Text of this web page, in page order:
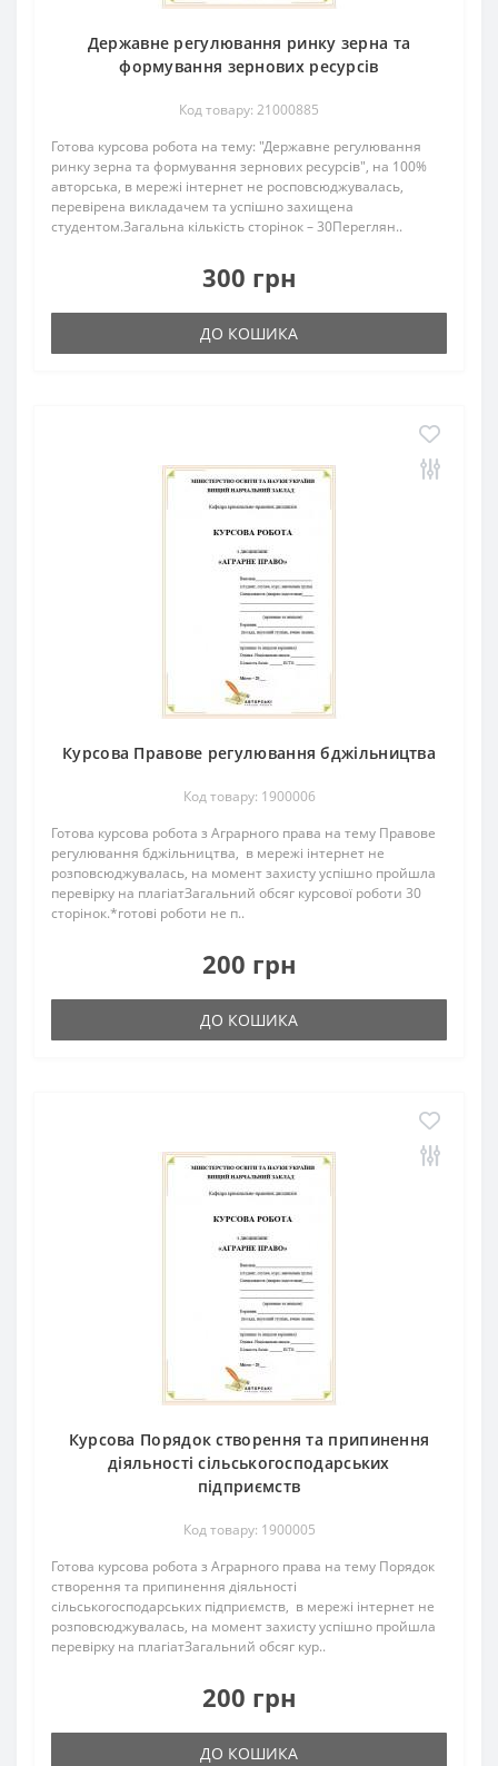
Державне регулювання ринку зерна та
формування зернових ресурсів
Код товару: 21000885
Готова курсова робота на тему: "Державне регулювання
ринку зерна та формування зернових ресурсів", на 100%
авторська, в мережі інтернет не росповсюджувалась,
перевірена викладачем та успішно захищена
студентом.Загальна кількість сторінок – 30Переглян..
300 грн
ДО КОШИКА
Курсова Правове регулювання бджільництва
Код товару: 1900006
Готова курсова робота з Аграрного права на тему Правове
регулювання бджільництва, в мережі інтернет не
розповсюджувалась, на момент захисту успішно пройшла
перевірку на плагіатЗагальний обсяг курсової роботи 30
сторінок.*готові роботи не п..
200 грн
ДО КОШИКА
Курсова Порядок створення та припинення
діяльності сільськогосподарських
підприємств
Код товару: 1900005
Готова курсова робота з Аграрного права на тему Порядок
створення та припинення діяльності
сільськогосподарських підприємств, в мережі інтернет не
розповсюджувалась, на момент захисту успішно пройшла
перевірку на плагіатЗагальний обсяг кур..
200 грн
ДО КОШИКА